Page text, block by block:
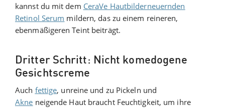
kannst du mit dem CeraVe Hautbilderneuernden
Retinol Serum mildern, das zu einem reineren,
ebenmäßigeren Teint beiträgt.
Dritter Schritt: Nicht komedogene
Gesichtscreme
Auch fettige, unreine und zu Pickeln und
Akne neigende Haut braucht Feuchtigkeit, um ihre